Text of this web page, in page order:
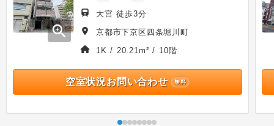
zoom_in
大宮 徒歩3分
京都市下京区四条堀川町
1K / 20.21m² / 10階
空室状況お問い合わせ 無料